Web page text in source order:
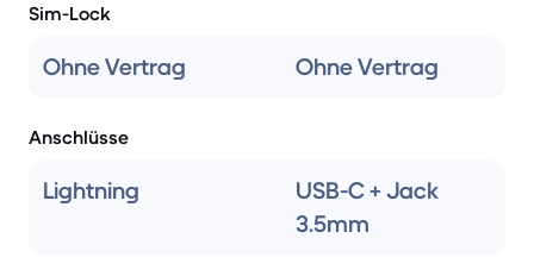
Sim-Lock
Ohne Vertrag Ohne Vertrag
Anschlüsse
Lightning
USB-C + Jack
3.5mm